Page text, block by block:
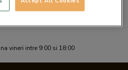
200 lei
vineri intre 9:00 si 18:00